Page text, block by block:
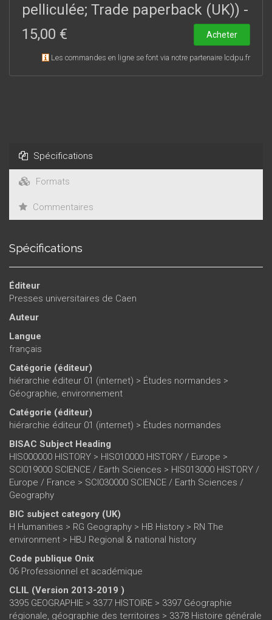
devenue quartier de Granville depuis 1962.Ouvrage publié
sous la dirction de Michel Bée et Jean Laspougeas, avant-
propos de Michel Bée.
pelliculée; Trade paperback (UK)) -
15,00 €
Acheter
Les commandes en ligne se font via notre partenaire lcdpu.fr
Spécifications
Formats
Commentaires
Spécifications
Éditeur
Presses universitaires de Caen
Auteur
Langue
français
Catégorie (éditeur)
hiérarchie éditeur 01 (internet) > Études normandes >
Géographie, environnement
Catégorie (éditeur)
hiérarchie éditeur 01 (internet) > Études normandes
BISAC Subject Heading
HIS000000 HISTORY > HIS010000 HISTORY / Europe >
SCI019000 SCIENCE / Earth Sciences > HIS013000 HISTORY /
Europe / France > SCI030000 SCIENCE / Earth Sciences /
Geography
BIC subject category (UK)
H Humanities > RG Geography > HB History > RN The
environment > HBJ Regional & national history
Code publique Onix
06 Professionnel et académique
CLIL (Version 2013-2019 )
3395 GEOGRAPHIE > 3377 HISTOIRE > 3397 Géographie
régionale, géographie des territoires > 3378 Histoire générale